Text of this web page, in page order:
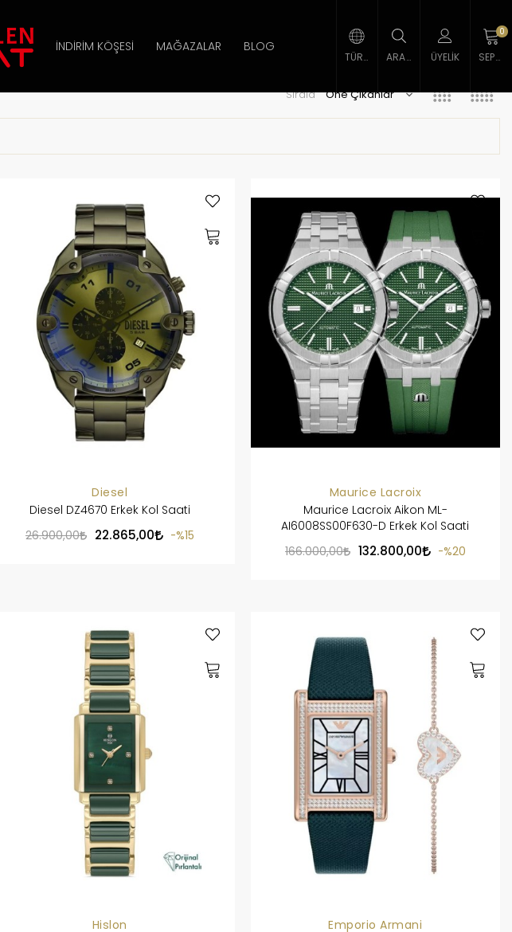
İNDIRIM KÖŞESI MAĞAZALAR BLOG
ÜYELIK
0
Sırala
Diesel
Diesel DZ4670 Erkek Kol Saati
26.900,00 22.865,00 %15
Maurice Lacroix
Maurice Lacroix Aikon ML-
AI6008SS00F630-D Erkek Kol Saati
166.000,00 132.800,00 %20
Hislon
Emporio Armani